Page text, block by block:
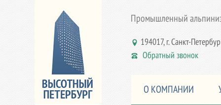
Промышленный
194017, г. Санкт-
Обратный звонок
О КОМПАНИИ